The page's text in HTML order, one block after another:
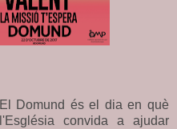
El Domund és el dia en què
l'Església convida a ajudar